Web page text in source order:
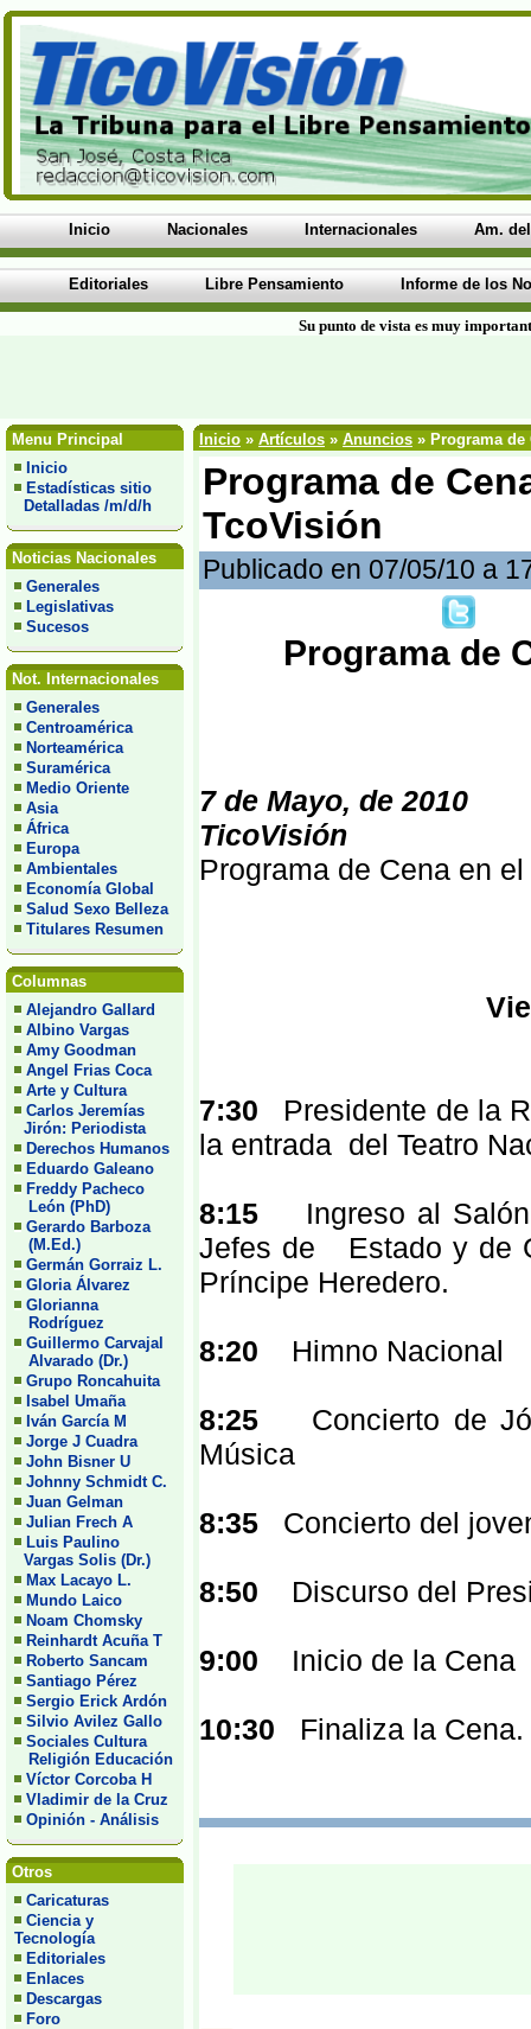
Inicio Nacionales Internacionales Am.
Editoriales Libre Pensamiento Informe de los
Su punto de vista es muy
Menu Principal
Inicio
Estadísticas sitio
Detalladas /m/d/h
Noticias Nacionales
Generales
Legislativas
Sucesos
Not. Internacionales
Generales
Centroamérica
Norteamérica
Suramérica
Medio Oriente
Asia
África
Europa
Ambientales
Economía Global
Salud Sexo Belleza
Titulares Resumen
Columnas
Alejandro Gallard
Albino Vargas
Amy Goodman
Angel Frias Coca
Arte y Cultura
Carlos Jeremías
Jirón: Periodista
Derechos Humanos
Eduardo Galeano
Freddy Pacheco
León (PhD)
Gerardo Barboza
(M.Ed.)
Germán Gorraiz L.
Gloria Álvarez
Glorianna
Rodríguez
Guillermo Carvajal
Alvarado (Dr.)
Grupo Roncahuita
Isabel Umaña
Iván García M
Jorge J Cuadra
John Bisner U
Johnny Schmidt C.
Juan Gelman
Julian Frech A
Luis Paulino
Vargas Solis (Dr.)
Max Lacayo L.
Mundo Laico
Noam Chomsky
Reinhardt Acuña T
Roberto Sancam
Santiago Pérez
Sergio Erick Ardón
Silvio Avilez Gallo
Sociales Cultura
Religión Educación
Víctor Corcoba H
Vladimir de la Cruz
Opinión - Análisis
Otros
Caricaturas
Ciencia y
Tecnología
Editoriales
Enlaces
Descargas
Foro
Inicio » Artículos » Anuncios » Programa de
Programa de
TcoVisión
Publicado en 07/05/10 a
Programa de
7 de Mayo, de 2010
TicoVisión
Programa de Cena en
7:30 Presidente de la
la entrada del Teatro
8:15 Ingreso al Salón
Jefes de Estado y de
Príncipe Heredero.
8:20 Himno Nacional
8:25 Concierto de
Música
8:35 Concierto del
8:50 Discurso del
9:00 Inicio de la Cena
10:30 Finaliza la Cena.